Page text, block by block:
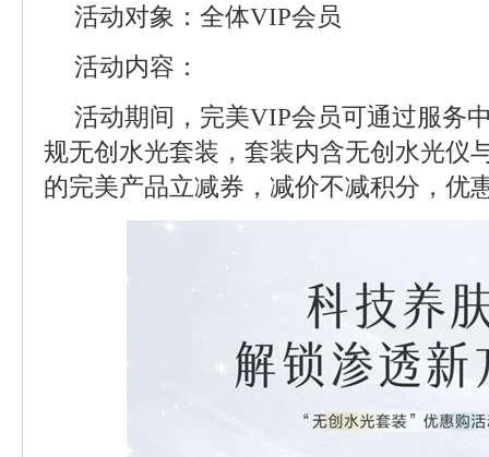
活动对象：全体VIP会员
活动内容：
活动期间，完美VIP会员可通过服务
规无创水光套装，套装内含无创水光仪
的完美产品立减券，减价不减积分，优